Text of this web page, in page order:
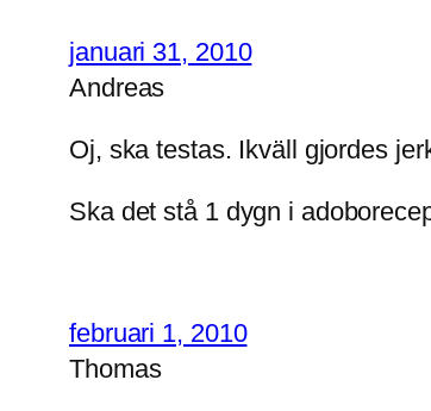
januari 31, 2010
Andreas
Oj, ska testas. Ikväll gjordes
Ska det stå 1 dygn i
februari 1, 2010
Thomas